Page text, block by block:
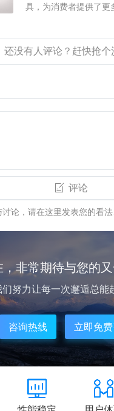
具，为消费者提供了更
如何刷出钱呢？本文下
刷信用卡的app，任意
评论
论，请在这里发表您的看法
，非常期待与您的
们努力让每一次邂逅总能
咨询热线 立即免